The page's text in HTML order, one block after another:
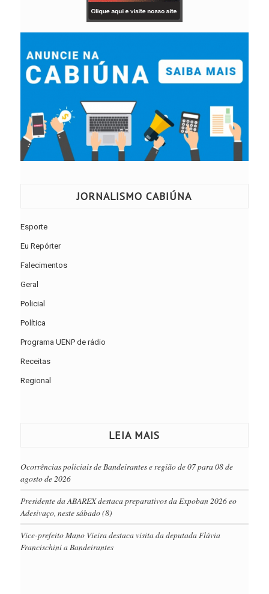
JORNALISMO CABIÚNA
Esporte
Eu Repórter
Falecimentos
Geral
Policial
Política
Programa UENP de rádio
Receitas
Regional
LEIA MAIS
Ocorrências policiais de Bandeirantes e região de 07 para 08 de
agosto de 2026
Presidente da ABAREX destaca preparativos da Expoban 2026 eo
Adesivaço, neste sábado (8)
Vice-prefeito Mano Vieira destaca visita da deputada Flávia
Francischini a Bandeirantes